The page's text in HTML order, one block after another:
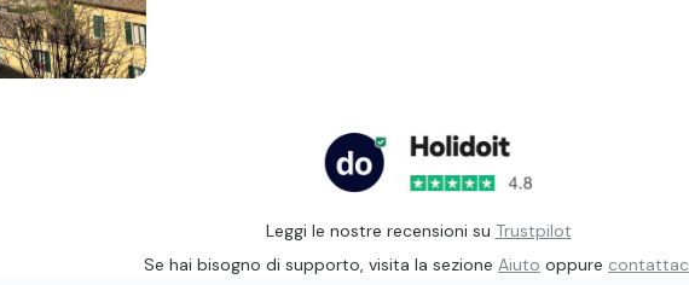
Leggi le nostre recensioni su Trustpilot
Se hai bisogno di supporto, visita la sezione Aiuto oppure